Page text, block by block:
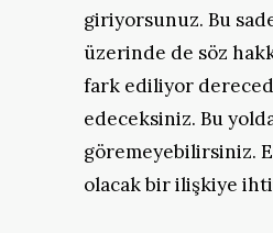
giriyorsunuz. Bu
üzerinde de söz
fark ediliyor
edeceksiniz. Bu
göremeyebilirsiniz.
olacak bir ilişkiye